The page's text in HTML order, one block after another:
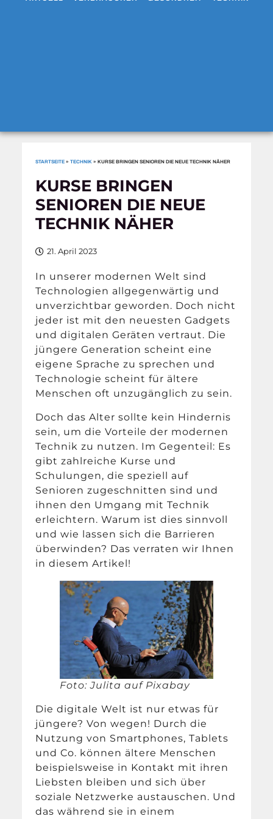
STARTSEITE »TECHNIK »KURSE BRINGEN SENIOREN DIE NEUE TECHNIK NÄHER
KURSE BRINGEN
SENIOREN DIE NEUE
TECHNIK NÄHER
21. April 2023
In unserer modernen Welt sind
Technologien allgegenwärtig und
unverzichtbar geworden. Doch nicht
jeder ist mit den neuesten Gadgets
und digitalen Geräten vertraut. Die
jüngere Generation scheint eine
eigene Sprache zu sprechen und
Technologie scheint für ältere
Menschen oft unzugänglich zu sein.
Doch das Alter sollte kein Hindernis
sein, um die Vorteile der modernen
Technik zu nutzen. Im Gegenteil: Es
gibt zahlreiche Kurse und
Schulungen, die speziell auf
Senioren zugeschnitten sind und
ihnen den Umgang mit Technik
erleichtern. Warum ist dies sinnvoll
und wie lassen sich die Barrieren
überwinden? Das verraten wir Ihnen
in diesem Artikel!
Foto: Julita auf Pixabay
Die digitale Welt ist nur etwas für
jüngere? Von wegen! Durch die
Nutzung von Smartphones, Tablets
und Co. können ältere Menschen
beispielsweise in Kontakt mit ihren
Liebsten bleiben und sich über
soziale Netzwerke austauschen. Und
das während sie in einem